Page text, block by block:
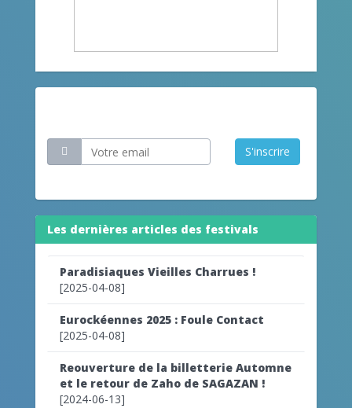
S'inscrire
Les dernières articles des festivals
Paradisiaques Vieilles Charrues !
[2025-04-08]
Eurockéennes 2025 : Foule Contact
[2025-04-08]
Reouverture de la billetterie Automne
et le retour de Zaho de SAGAZAN !
[2024-06-13]